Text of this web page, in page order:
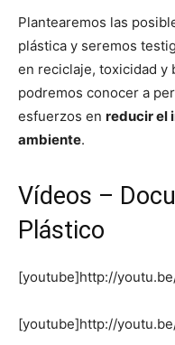
Plantearemos las
plástica y seremos
en reciclaje, toxicidad y
podremos conocer a
esfuerzos en reducir el
ambiente.
Vídeos –
Plástico
[youtube]http://
[youtube]http://